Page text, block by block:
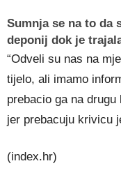
Sumnja se na to da
deponij dok je
“Odveli su nas na
tijelo, ali imamo
prebacio ga na
jer prebacuju krivicu
(index.hr)